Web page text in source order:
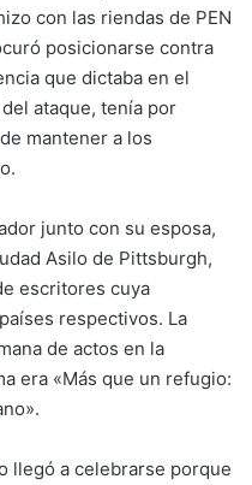
con las riendas de PEN
posicionarse contra
que dictaba en el
ataque, tenía por
mantener a los
junto con su esposa,
Asilo de Pittsburgh,
escritores cuya
respectivos. La
de actos en la
era «Más que un refugio:
llegó a celebrarse porque